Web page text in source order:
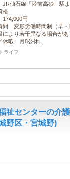
仙石線「陸前高砂」駅よ
格
円
間 変形労働時間制（早
により若干異なる場合があ
休暇 月8公休...
ライフ
祉センターの介
野区・宮城野)